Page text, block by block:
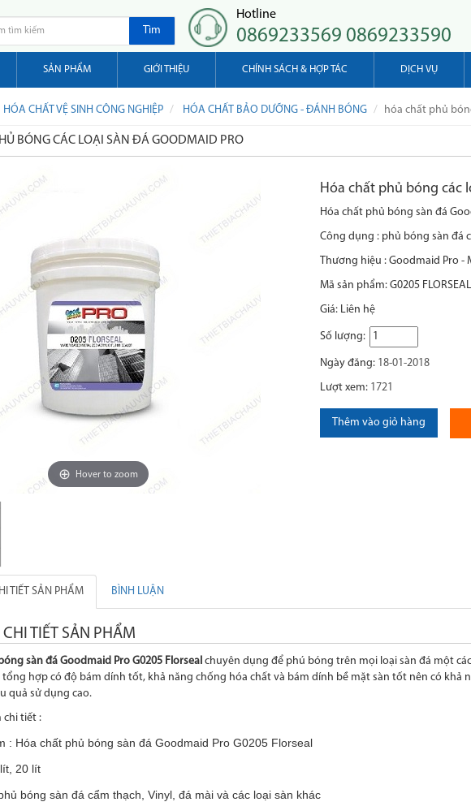
Tìm
Hotline
0869233569 0869233590
SẢN PHẨM GIỚI THIỆU CHÍNH SÁCH & HỢP TÁC DỊCH VỤ
HÓA CHẤT VỆ SINH CÔNG NGHIỆP HÓA CHẤT BẢO DƯỠNG - ĐÁNH BÓNG hóa chất phủ
BÓNG CÁC LOẠI SÀN ĐÁ GOODMAID PRO
Hover to zoom
Hóa chất phủ bóng các
Hóa chất phủ bóng sàn đá
Công dụng : phủ bóng sàn đá
Thương hiệu : Goodmaid Pro -
Mã sản phẩm: G0205
Giá: Liên hệ
Số lượng:
Ngày đăng: 18-01-2018
Lượt xem: 1721
Thêm vào giỏ hàng
TIẾT SẢN PHẨM BÌNH LUẬN
CHI TIẾT SẢN PHẨM
sàn đá Goodmaid Pro G0205 Florseal chuyên dụng để phú bóng trên mọi loại sàn đá một
hợp có độ bám dính tốt, khả năng chống hóa chất và bám dính bề mặt sàn tốt nên có khả
quả sử dụng cao.
chi tiết :
: Hóa chất phủ bóng sàn đá Goodmaid Pro G0205 Florseal
20 lít
bóng sàn đá cẩm thạch, Vinyl, đá mài và các loại sàn khác